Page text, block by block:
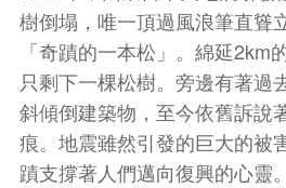
樹倒塌，唯一頂過風浪筆直聳
「奇蹟的一本松」。綿延2km
只剩下一棵松樹。旁邊有著過
斜傾倒建築物，至今依舊訴說
痕。地震雖然引發的巨大的被
蹟支撐著人們邁向復興的心靈。